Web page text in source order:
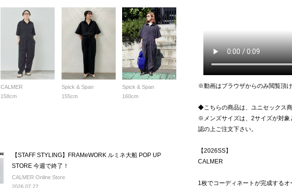
CALMER
158cm
Spick & Span
155cm
Spick & Span
160cm
【STAFF STYLING】FRAMeWORK ルミネ大船 POP UP
STORE 今週で終了！
CALMER Online Store
2026.07.27
※動画はブラウザからのみ閲覧頂
◆こちらの商品は、ユニセックス
※メンズサイズは、2サイズが対象
認の上ご注文下さい。
【2026SS】
CALMER
1枚でコーディネートが完成するオ